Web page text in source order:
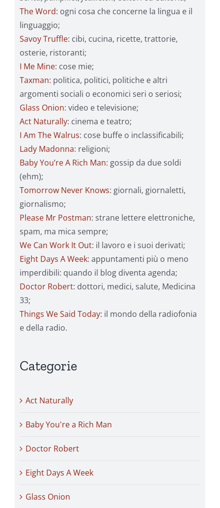
The Word: ogni cosa che concerne la lingua e il
linguaggio;
Savoy Truffle: cibi, cucina, ricette, trattorie,
osterie, ristoranti;
I Me Mine: cose mie;
Taxman: politica, politici, politiche e altri
argomenti sociali o economici seri o seriosi;
Glass Onion: video e televisione;
Act Naturally: cinema e teatro;
I Am The Walrus: cose buffe o inclassificabili;
Lady Madonna: religioni;
Baby You’re A Rich Man: gossip da due soldi
(ehm);
Tomorrow Never Knows: giornali, giornaletti,
giornalismo;
Please Mr Postman: strane lettere elettroniche,
spam, ma mica sempre;
We Can Work It Out: il lavoro e i suoi derivati;
Eight Days A Week: appuntamenti più o meno
imperdibili: quando il blog diventa agenda;
Doctor Robert: dottori, medici, salute, Medicina
33;
Things We Said Today: il mondo della radiofonia
e della radio.
Categorie
Act Naturally
Baby You're a Rich Man
Doctor Robert
Eight Days A Week
Glass Onion